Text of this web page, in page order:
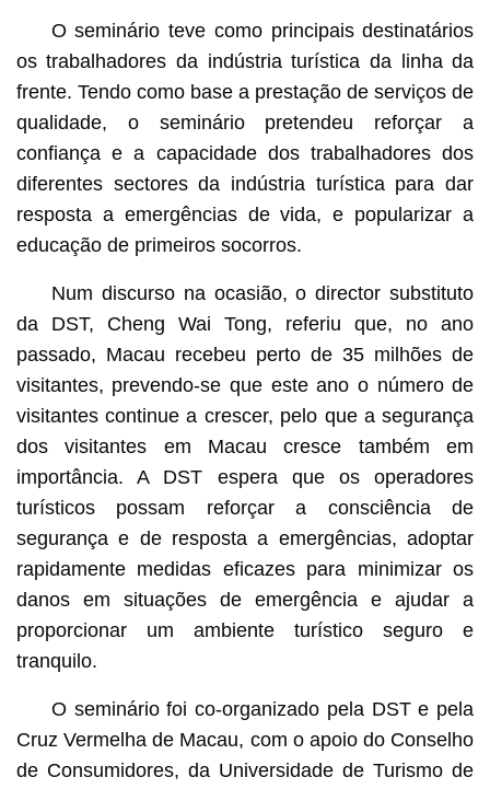
O seminário teve como principais destinatários
os trabalhadores da indústria turística da linha da
frente. Tendo como base a prestação de serviços de
qualidade, o seminário pretendeu reforçar a
confiança e a capacidade dos trabalhadores dos
diferentes sectores da indústria turística para dar
resposta a emergências de vida, e popularizar a
educação de primeiros socorros.
Num discurso na ocasião, o director substituto
da DST, Cheng Wai Tong, referiu que, no ano
passado, Macau recebeu perto de 35 milhões de
visitantes, prevendo-se que este ano o número de
visitantes continue a crescer, pelo que a segurança
dos visitantes em Macau cresce também em
importância. A DST espera que os operadores
turísticos possam reforçar a consciência de
segurança e de resposta a emergências, adoptar
rapidamente medidas eficazes para minimizar os
danos em situações de emergência e ajudar a
proporcionar um ambiente turístico seguro e
tranquilo.
O seminário foi co-organizado pela DST e pela
Cruz Vermelha de Macau, com o apoio do Conselho
de Consumidores, da Universidade de Turismo de